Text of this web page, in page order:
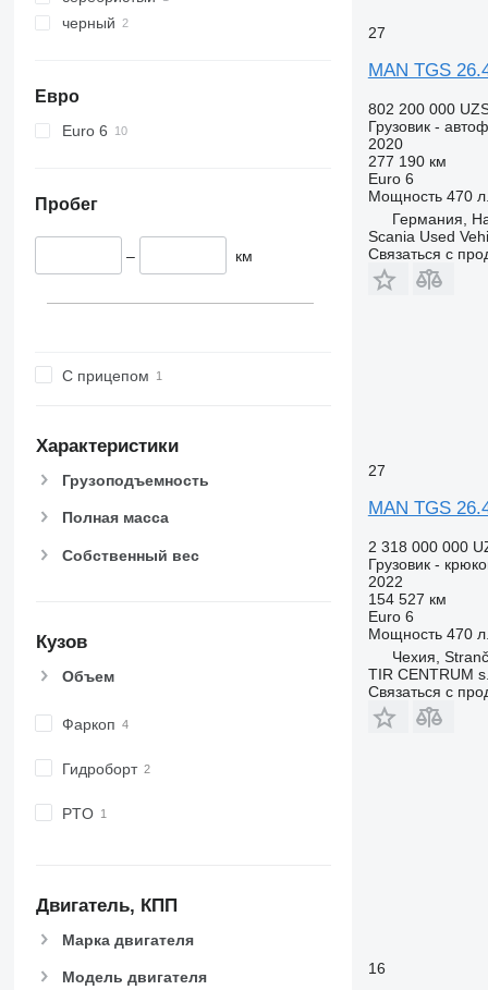
TGS 33.520
TGS 35.440
TGS 35.510
TGS 40.400
TGS 41.430
TGS 41.440
TGS 41.480
TGX 35.580
черный
Евро
Euro 6
Пробег
– км
С прицепом
Характеристики
Грузоподъемность
Полная масса
Собственный вес
Кузов
Объем
Фаркоп
Гидроборт
PTO
Двигатель, КПП
Марка двигателя
Модель двигателя
27
MAN TGS
802 200 000
Грузовик -
2020
277 190 км
Euro 6
Мощность 470
Германия,
Scania Used
Связаться с
27
MAN TGS
2 318 000 000
Грузовик -
2022
154 527 км
Euro 6
Мощность 470
Чехия,
TIR CENTRUM
Связаться с
16